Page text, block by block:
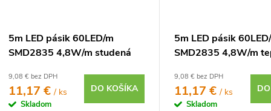
5m LED pásik 60LED/m
SMD2835 4,8W/m studená
9,08 € bez DPH
11,17 €/ ks
Skladom
DO KOŠÍKA
5m LED pásik
SMD2835 4,8W/m
9,08 € bez DPH
11,17 €/ ks
Skladom